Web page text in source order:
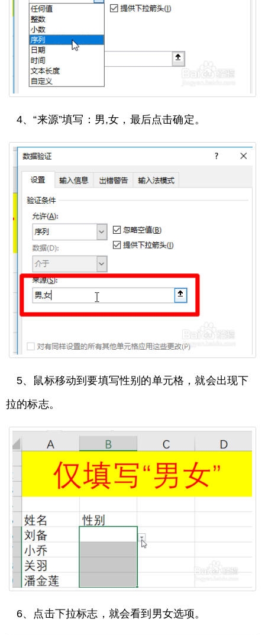
4、“来源”填写：男,女，最后点击确定。
5、鼠标移动到要填写性别的单元格，就会出现下
拉的标志。
6、点击下拉标志，就会看到男女选项。